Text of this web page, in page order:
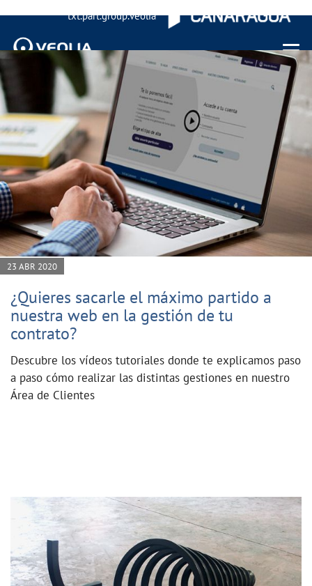
txt.part.group.veolia
Menu
23 ABR 2020
¿Quieres sacarle el máximo partido a
nuestra web en la gestión de tu
contrato?
Descubre los vídeos tutoriales donde te explicamos paso
a paso cómo realizar las distintas gestiones en nuestro
Área de Clientes